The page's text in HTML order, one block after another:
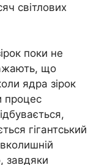
світлових
поки не
що
ядра зірок
процес
гігантський
завдяки